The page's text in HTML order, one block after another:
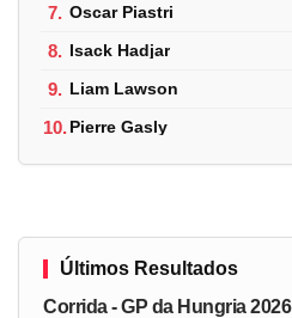
7. Oscar Piastri
8. Isack Hadjar
9. Liam Lawson
10.Pierre Gasly
Últimos Resultados
Corrida - GP da Hungria 2026